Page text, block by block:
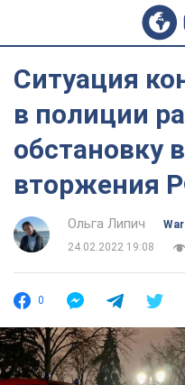
Ситуация
в полиции
обстановку
вторжения
Ольга Липич
War
24.02.2022 19:08
0